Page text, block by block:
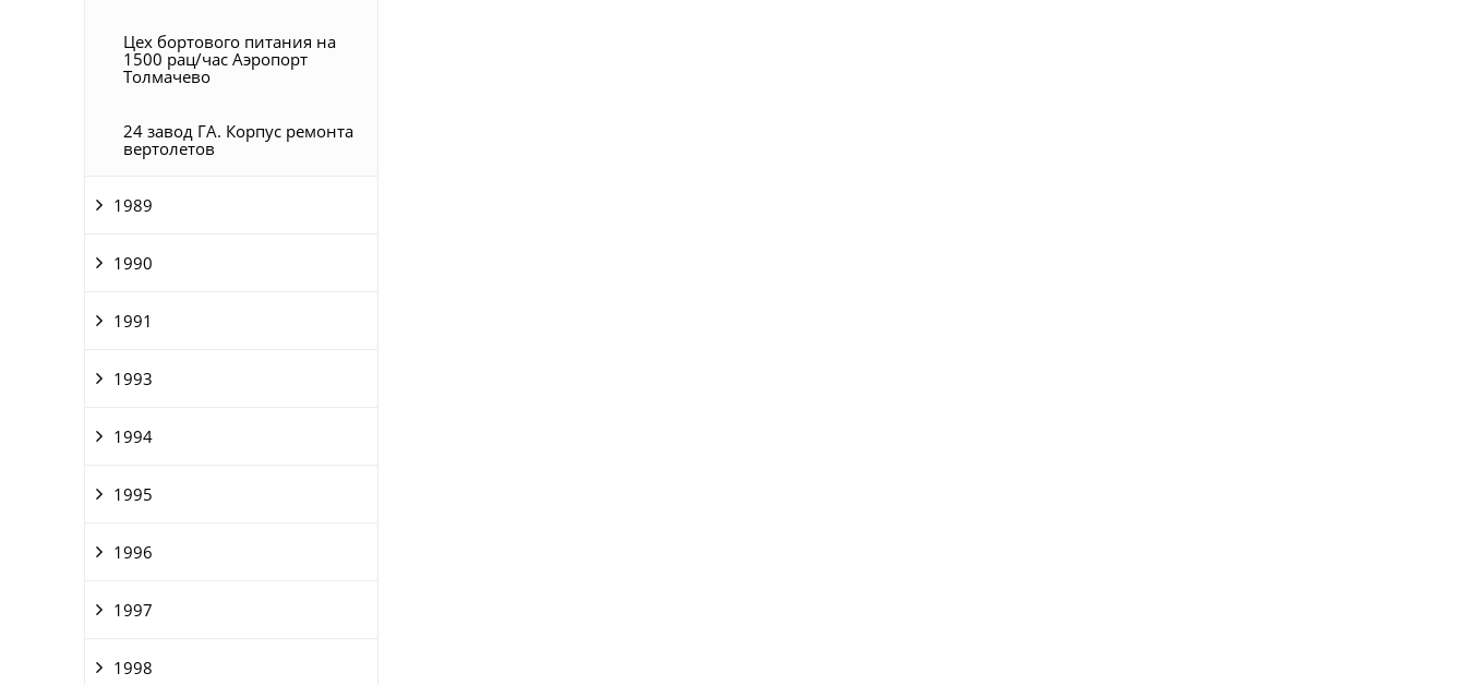
Цех бортового питания на
1500 рац/час Аэропорт
Толмачево
24 завод ГА. Корпус ремонта
вертолетов
1989
1990
1991
1993
1994
1995
1996
1997
1998